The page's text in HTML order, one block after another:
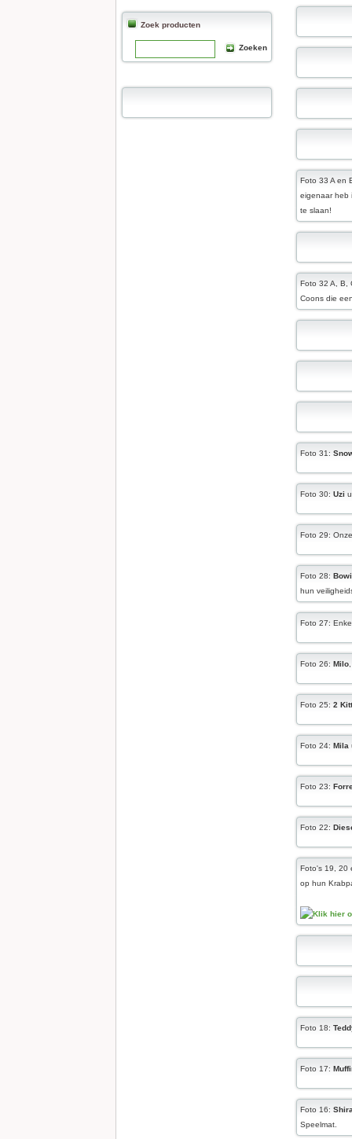
Zoek producten
Zoeken
Foto 33 A en
eigenaar heb
te slaan!
Foto 32 A, B,
Coons die
Foto 31:
Foto 30: Uzi
Foto 29:
Foto 28:
hun
Foto 27:
Foto 26: Milo
Foto 25: 2
Foto 24: Mila
Foto 23:
Foto 22:
Foto's 19, 20
op hun
Foto 18:
Foto 17:
Foto 16:
Speelmat.